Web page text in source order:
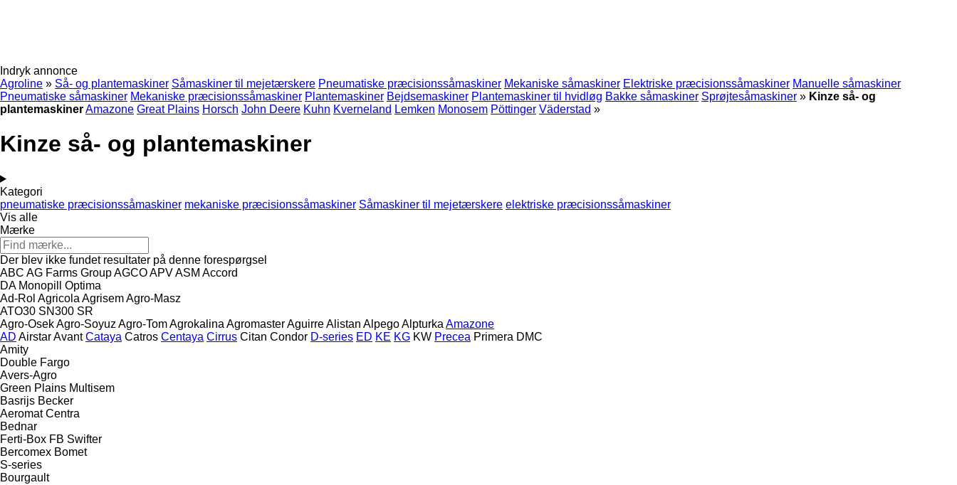
Indryk annonce
Agroline » Så- og plantemaskiner Såmaskiner til mejetærskere Pneumatiske præcisionssåmaskiner Mekaniske såmaskiner Elektriske præcisionssåmaskiner Manuelle såmaskiner
Pneumatiske såmaskiner Mekaniske præcisionssåmaskiner Plantemaskiner Bejdsemaskiner Plantemaskiner til hvidløg Bakke såmaskiner Sprøjtesåmaskiner » Kinze så- og
plantemaskinerAmazone Great Plains Horsch John Deere Kuhn Kverneland Lemken Monosem Pöttinger Väderstad »
Kinze så- og plantemaskiner
Kategori
pneumatiske præcisionssåmaskiner mekaniske præcisionssåmaskiner Såmaskiner til mejetærskere elektriske præcisionssåmaskiner
Vis alle
Mærke
Der blev ikke fundet resultater på denne forespørgsel
ABC AG Farms GroupAGCOAPVASM Accord
DA Monopill
Optima
Ad-Rol Agricola AgrisemAgro-Masz
ATO30 SN300 SR
Agro-OsekAgro-Soyuz Agro-TomAgrokalina AgromasterAguirreAlistan AlpegoAlpturka Amazone
AD AirstarAvant Cataya Catros Centaya Cirrus Citan Condor D-series ED KE KG KW Precea Primera DMC
Amity
Double Fargo
Avers-Agro
Green Plains Multisem
Basrijs Becker
Aeromat Centra
Bednar
Ferti-Box FB Swifter
Bercomex Bomet
S-series
Bourgault